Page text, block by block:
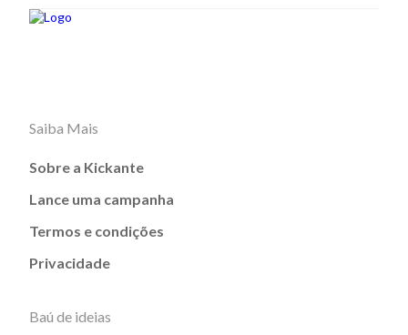
Saiba Mais
Sobre a Kickante
Lance uma campanha
Termos e condições
Privacidade
Baú de ideias